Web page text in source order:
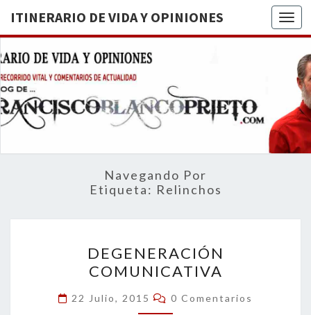
ITINERARIO DE VIDA Y OPINIONES
DE
BREVE
RECORRIDO
VITAL Y
ACTUALIDAD
Navegando Por
Etiqueta: Relinchos
COMUNICATIVA
DEGENERACIÓN
COMUNICATIVA
22 Julio, 2015 Comentarios
0 Comentarios